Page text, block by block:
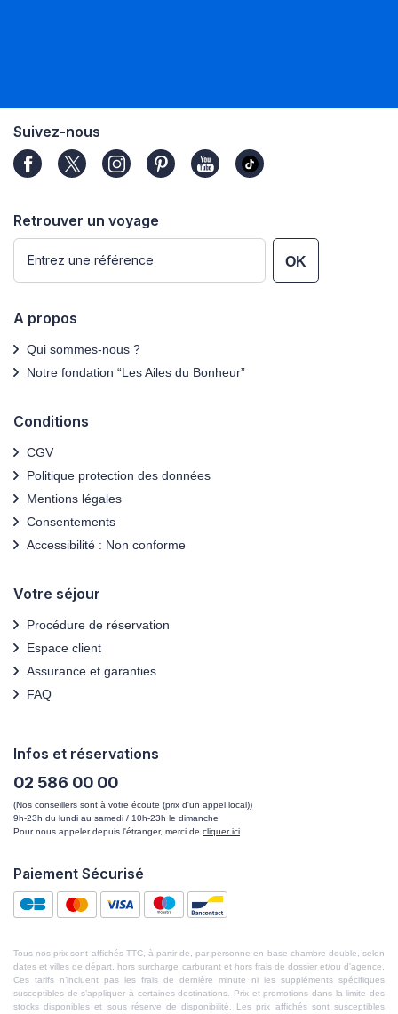
Suivez-nous
Retrouver un voyage
OK
A propos
Qui sommes-nous ?
Notre fondation “Les Ailes du Bonheur”
Conditions
CGV
Politique protection des données
Mentions légales
Consentements
Accessibilité : Non conforme
Votre séjour
Procédure de réservation
Espace client
Assurance et garanties
FAQ
Infos et réservations
02 586 00 00
(Nos conseillers sont à votre écoute (prix d'un appel local))
9h-23h du lundi au samedi / 10h-23h le dimanche
Pour nous appeler depuis l'étranger, merci de cliquer ici
Paiement Sécurisé
Tous nos prix sont affichés TTC, à partir de, par personne en base chambre double, selon
dates et villes de départ, hors surcharge carburant et hors frais de dossier et/ou d'agence.
Ces tarifs n’incluent pas les frais de dernière minute ni les suppléments spécifiques
susceptibles de s’appliquer à certaines destinations. Prix et promotions dans la limite des
stocks disponibles et sous réserve de disponibilité. Les prix affichés sont susceptibles